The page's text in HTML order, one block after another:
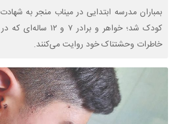
کودک شد؛ خواهر و
خاطرات وحشتناک خود روایت می‌کنند.